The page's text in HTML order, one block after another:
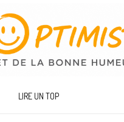
LIRE UN TOP